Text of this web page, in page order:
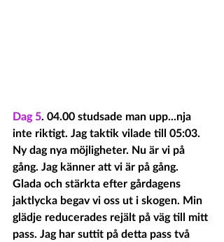
Dag 5. 04.00 studsade man upp...nja
inte riktigt. Jag taktik vilade till 05:03.
Ny dag nya möjligheter. Nu är vi på
gång. Jag känner att vi är på gång.
Glada och stärkta efter gårdagens
jaktlycka begav vi oss ut i skogen. Min
glädje reducerades rejält på väg till mitt
pass. Jag har suttit på detta pass två